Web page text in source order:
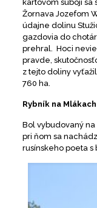
kartovom súboji sa
Žornava Jozefom
údajne dolinu
gazdovia do
prehral. Hoci
pravde,
z tejto doliny
760 ha.
Rybník na Mlákach
Bol vybudovaný na
pri ňom sa
rusínskeho poeta s